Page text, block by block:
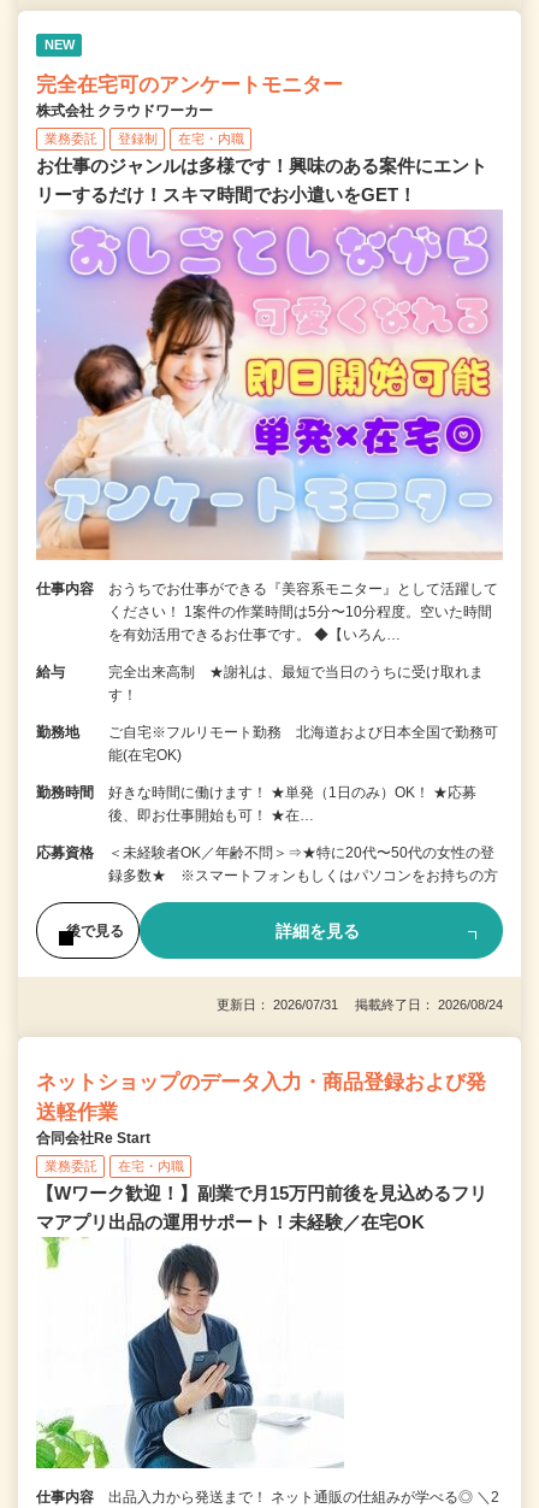
NEW
完全在宅可のアンケートモニター
株式会社 クラウドワーカー
業務委託 登録制 在宅・内職
お仕事のジャンルは多様です！興味のある案件にエント
リーするだけ！スキマ時間でお小遣いをGET！
仕事内容
おうちでお仕事ができる『美容系モニター』として活躍して
ください！ 1案件の作業時間は5分〜10分程度。空いた時間
を有効活用できるお仕事です。 ◆【いろん…
給与
完全出来高制 ★謝礼は、最短で当日のうちに受け取れま
す！
勤務地
ご自宅※フルリモート勤務 北海道および日本全国で勤務可
能(在宅OK)
勤務時間
好きな時間に働けます！ ★単発（1日のみ）OK！ ★応募
後、即お仕事開始も可！ ★在…
応募資格
＜未経験者OK／年齢不問＞⇒★特に20代〜50代の女性の登
録多数★ ※スマートフォンもしくはパソコンをお持ちの方
後で見る 詳細を見る
更新日： 2026/07/31 掲載終了日： 2026/08/24
ネットショップのデータ入力・商品登録および発
送軽作業
合同会社Re Start
業務委託 在宅・内職
【Wワーク歓迎！】副業で月15万円前後を見込めるフリ
マアプリ出品の運用サポート！未経験／在宅OK
仕事内容
出品入力から発送まで！ ネット通販の仕組みが学べる◎ ＼2